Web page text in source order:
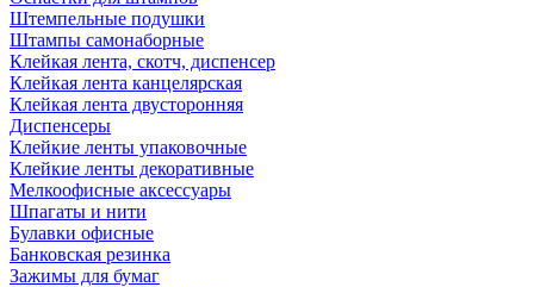
Штемпельные подушки
Штампы самонаборные
Клейкая лента, скотч, диспенсер
Клейкая лента канцелярская
Клейкая лента двусторонняя
Диспенсеры
Клейкие ленты упаковочные
Клейкие ленты декоративные
Мелкоофисные аксессуары
Шпагаты и нити
Булавки офисные
Банковская резинка
Зажимы для бумаг